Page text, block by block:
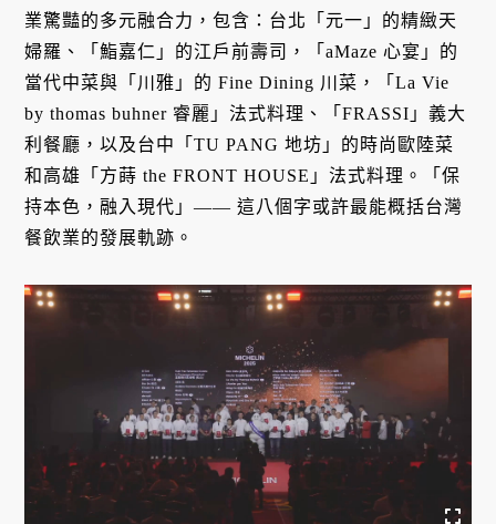
業驚豔的多元融合力，包含：台北「元一」的精緻天
婦羅、「鮨嘉仁」的江戶前壽司，「aMaze 心宴」的
當代中菜與「川雅」的 Fine Dining 川菜，「La Vie
by thomas buhner 睿麗」法式料理、「FRASSI」義大
利餐廳，以及台中「TU PANG 地坊」的時尚歐陸菜
和高雄「方蒔 the FRONT HOUSE」法式料理。「保
持本色，融入現代」—— 這八個字或許最能概括台灣
餐飲業的發展軌跡。